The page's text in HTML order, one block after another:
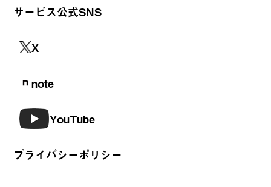
サービス公式SNS
X
note
YouTube
プライバシーポリシー